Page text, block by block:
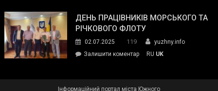
Південного
зустрілася
представниками
молодіжної
обговорювали
ДЕНЬ ПРАЦІВНИКІВ МОРСЬКОГО ТА
РІЧКОВОГО ФЛОТУ
02.07.2025 119
yuzhny.info
Залишити коментарon
RU UK
Інформаційний портал міста Южного